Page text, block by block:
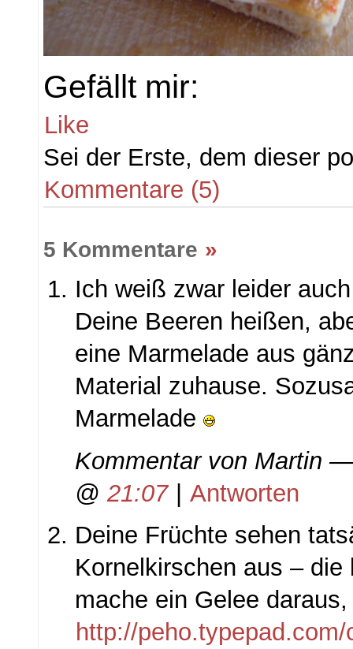
Gefällt mir:
Like
Sei der Erste, dem dieser
Kommentare (5)
5 Kommentare »
Ich weiß zwar leider
Deine Beeren heißen,
eine Marmelade aus
Material zuhause.
Marmelade
Kommentar von Martin —
@ 21:07 | Antworten
Deine Früchte sehen
Kornelkirschen aus –
mache ein Gelee
http://